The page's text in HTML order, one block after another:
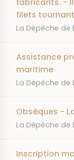
filets
JOURNAL
La Dépêche de
Assistance
maritime
JOURNAL
La Dépêche de
Obsèques -
JOURNAL
La Dépêche de
Inscription